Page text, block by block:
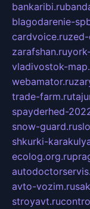
bankaribi.ru
blagodarenie-
cardvoice.ru
zarafshan.ru
vladivostok-
webamator.ru
trade-farm.ru
spayderhed-
snow-guard.ru
shkurki-
ecolog.org.ru
avto-vozim.ru
stroyavt.ru